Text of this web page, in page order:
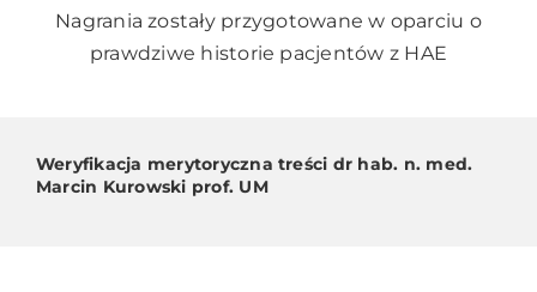
Nagrania zostały przygotowane w oparciu o
prawdziwe historie pacjentów z HAE
Weryfikacja merytoryczna treści dr hab. n. med.
Marcin Kurowski prof. UM